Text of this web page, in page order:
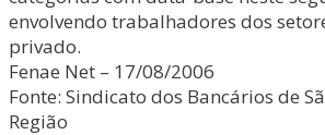
envolvendo trabalhadores dos
privado.
Fenae Net – 17/08/2006
Fonte: Sindicato dos Bancários de
Região